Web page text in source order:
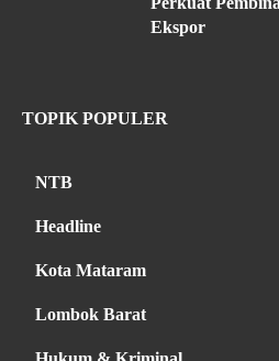
Ekspor
TOPIK POPULER
NTB
Headline
Kota Mataram
Lombok Barat